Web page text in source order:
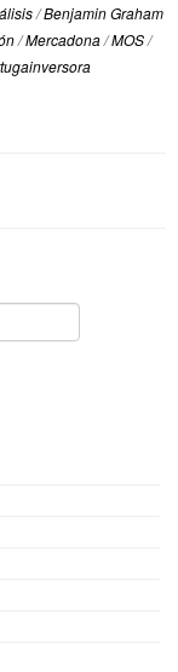
/Benjamin Graham
/Mercadona/MOS/